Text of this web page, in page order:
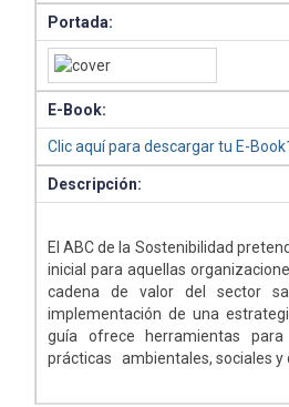
Portada:
E-Book:
Clic aquí para descargar tu E-
Descripción:
El ABC de la Sostenibilidad
inicial para aquellas
cadena de valor del sector
implementación de una
guía ofrece herramientas
prácticas ambientales, sociales y